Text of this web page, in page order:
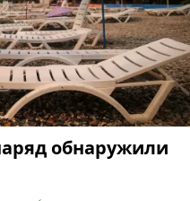
обнаружили